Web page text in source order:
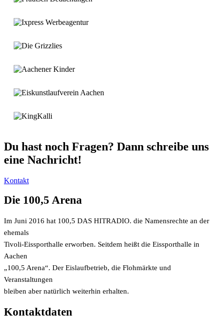
Du hast noch Fragen? Dann schreibe uns
eine Nachricht!
Kontakt
Die 100,5 Arena
Im Juni 2016 hat 100,5 DAS HITRADIO. die Namensrechte an der
ehemals
Tivoli-Eissporthalle erworben. Seitdem heißt die Eissporthalle in
Aachen
„100,5 Arena“. Der Eislaufbetrieb, die Flohmärkte und
Veranstaltungen
bleiben aber natürlich weiterhin erhalten.
Kontaktdaten